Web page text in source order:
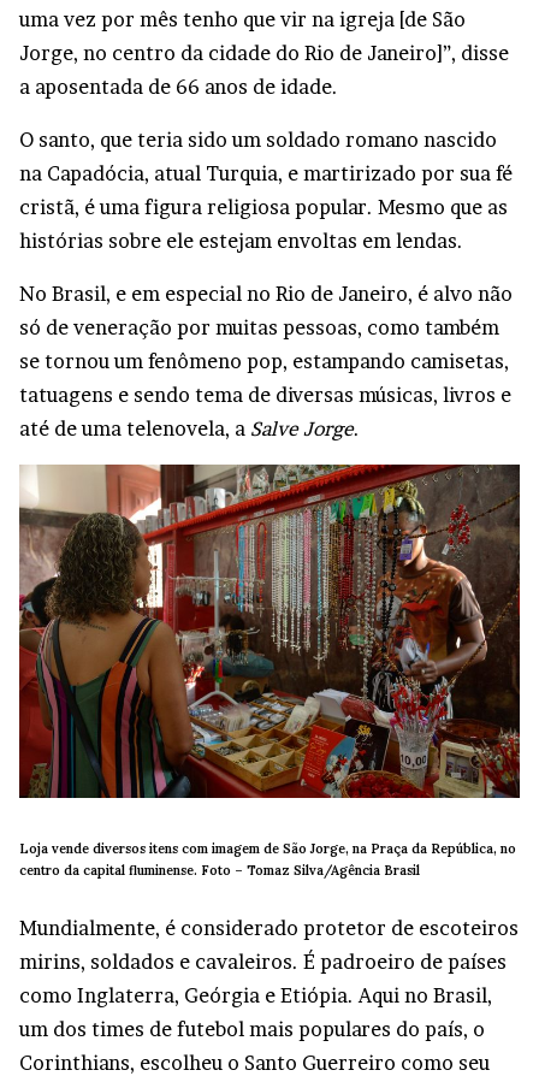
uma vez por mês tenho que vir na igreja [de São
Jorge, no centro da cidade do Rio de Janeiro]”, disse
a aposentada de 66 anos de idade.
O santo, que teria sido um soldado romano nascido
na Capadócia, atual Turquia, e martirizado por sua fé
cristã, é uma figura religiosa popular. Mesmo que as
histórias sobre ele estejam envoltas em lendas.
No Brasil, e em especial no Rio de Janeiro, é alvo não
só de veneração por muitas pessoas, como também
se tornou um fenômeno pop, estampando camisetas,
tatuagens e sendo tema de diversas músicas, livros e
até de uma telenovela, a Salve Jorge.
Loja vende diversos itens com imagem de São Jorge, na Praça da República, no
centro da capital fluminense. Foto – Tomaz Silva/Agência Brasil
Mundialmente, é considerado protetor de escoteiros
mirins, soldados e cavaleiros. É padroeiro de países
como Inglaterra, Geórgia e Etiópia. Aqui no Brasil,
um dos times de futebol mais populares do país, o
Corinthians, escolheu o Santo Guerreiro como seu